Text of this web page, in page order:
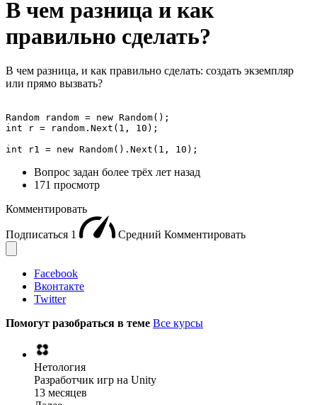
В чeм разница и как
правильно сделать?
В чем разница, и как правильно сделать: создать экземпляр
или прямо вызвать?
Random random = new Random();
int r = random.Next(1, 10);
int r1 = new Random().Next(1, 10);
Вопрос задан более трёх лет назад
171 просмотр
Комментировать
Подписаться 1 Средний Комментировать
Facebook
Вконтакте
Twitter
Помогут разобраться в теме Все курсы
Нетология
Разработчик игр на Unity
13 месяцев